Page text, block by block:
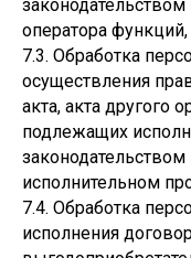
оператора
7.3. Обработка
осуществления
акта, акта другого
подлежащих
исполнительном
7.4. Обработка
исполнения